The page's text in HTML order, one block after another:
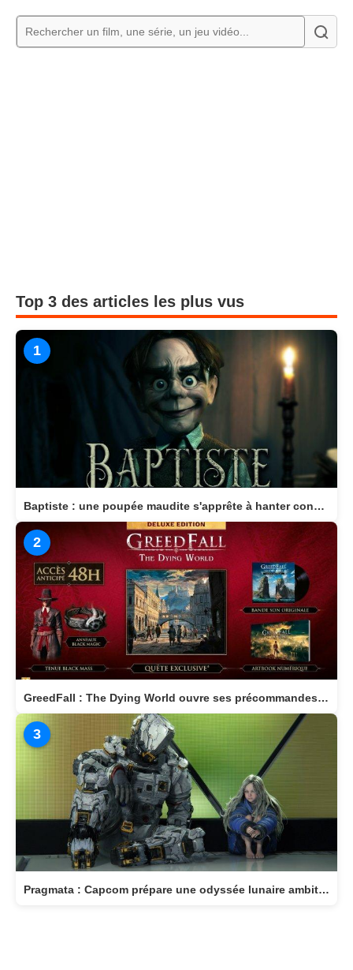
Top 3 des articles les plus vus
1
Baptiste : une poupée maudite s'apprête à hanter consoles et PC en 2026
2
GreedFall : The Dying World ouvre ses précommandes et dévoile son édition Deluxe
3
Pragmata : Capcom prépare une odyssée lunaire ambitieuse pour avril 2026